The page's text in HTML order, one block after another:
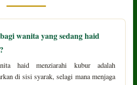
wanita yang sedang haid
haid menziarahi kubur adalah
di sisi syarak, selagi mana menjaga